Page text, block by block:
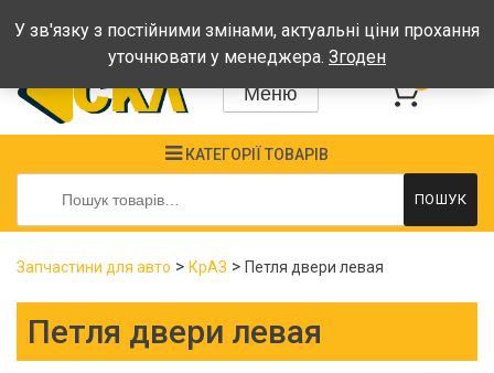
Графік: Пн-Пт: 08:00-17:00, Сб-Нд - вихідні
Меню
КАТЕГОРІЇ ТОВАРІВ
Шукати:
ПОШУК
Запчастини для авто > КрАЗ > Петля двери левая
Петля двери левая
У зв'язку з постійними змінами, актуальні ціни прохання
уточнювати у менеджера. Згоден